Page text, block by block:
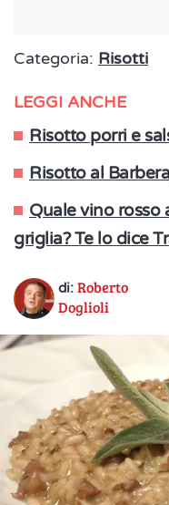
Categoria: Risotti
LEGGI ANCHE
Risotto porri e
Risotto al
Quale vino rosso
griglia? Te lo dice
di: Roberto
Doglioli